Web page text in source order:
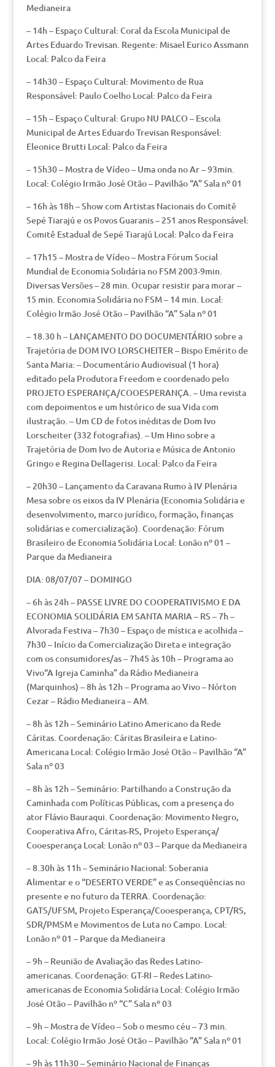
Medianeira
– 14h – Espaço Cultural: Coral da Escola Municipal de
Artes Eduardo Trevisan. Regente: Misael Eurico Assmann
Local: Palco da Feira
– 14h30 – Espaço Cultural: Movimento de Rua
Responsável: Paulo Coelho Local: Palco da Feira
– 15h – Espaço Cultural: Grupo NU PALCO – Escola
Municipal de Artes Eduardo Trevisan Responsável:
Eleonice Brutti Local: Palco da Feira
– 15h30 – Mostra de Vídeo – Uma onda no Ar – 93min.
Local: Colégio Irmão José Otão – Pavilhão “A” Sala nº 01
– 16h às 18h – Show com Artistas Nacionais do Comitê
Sepé Tiarajú e os Povos Guaranis – 251 anos Responsável:
Comitê Estadual de Sepé Tiarajú Local: Palco da Feira
– 17h15 – Mostra de Vídeo – Mostra Fórum Social
Mundial de Economia Solidária no FSM 2003-9min.
Diversas Versões – 28 min. Ocupar resistir para morar –
15 min. Economia Solidária no FSM – 14 min. Local:
Colégio Irmão José Otão – Pavilhão “A” Sala nº 01
– 18.30 h – LANÇAMENTO DO DOCUMENTÁRIO sobre a
Trajetória de DOM IVO LORSCHEITER – Bispo Emérito de
Santa Maria: – Documentário Audiovisual (1 hora)
editado pela Produtora Freedom e coordenado pelo
PROJETO ESPERANÇA/COOESPERANÇA. – Uma revista
com depoimentos e um histórico de sua Vida com
ilustração. – Um CD de fotos inéditas de Dom Ivo
Lorscheiter (332 fotografias). – Um Hino sobre a
Trajetória de Dom Ivo de Autoria e Música de Antonio
Gringo e Regina Dellagerisi. Local: Palco da Feira
– 20h30 – Lançamento da Caravana Rumo à IV Plenária
Mesa sobre os eixos da IV Plenária (Economia Solidária e
desenvolvimento, marco jurídico, formação, finanças
solidárias e comercialização). Coordenação: Fórum
Brasileiro de Economia Solidária Local: Lonão nº 01 –
Parque da Medianeira
DIA: 08/07/07 – DOMINGO
– 6h às 24h – PASSE LIVRE DO COOPERATIVISMO E DA
ECONOMIA SOLIDÁRIA EM SANTA MARIA – RS – 7h –
Alvorada Festiva – 7h30 – Espaço de mística e acolhida –
7h30 – Início da Comercialização Direta e integração
com os consumidores/as – 7h45 às 10h – Programa ao
Vivo“A Igreja Caminha” da Rádio Medianeira
(Marquinhos) – 8h às 12h – Programa ao Vivo – Nórton
Cezar – Rádio Medianeira – AM.
– 8h às 12h – Seminário Latino Americano da Rede
Cáritas. Coordenação: Cáritas Brasileira e Latino-
Americana Local: Colégio Irmão José Otão – Pavilhão “A”
Sala nº 03
– 8h às 12h – Seminário: Partilhando a Construção da
Caminhada com Políticas Públicas, com a presença do
ator Flávio Bauraqui. Coordenação: Movimento Negro,
Cooperativa Afro, Cáritas-RS, Projeto Esperança/
Cooesperança Local: Lonão nº 03 – Parque da Medianeira
– 8.30h às 11h – Seminário Nacional: Soberania
Alimentar e o “DESERTO VERDE” e as Conseqüências no
presente e no futuro da TERRA. Coordenação:
GATS/UFSM, Projeto Esperança/Cooesperança, CPT/RS,
SDR/PMSM e Movimentos de Luta no Campo. Local:
Lonão nº 01 – Parque da Medianeira
– 9h – Reunião de Avaliação das Redes Latino-
americanas. Coordenação: GT-RI – Redes Latino-
americanas de Economia Solidária Local: Colégio Irmão
José Otão – Pavilhão nº “C” Sala nº 03
– 9h – Mostra de Vídeo – Sob o mesmo céu – 73 min.
Local: Colégio Irmão José Otão – Pavilhão “A” Sala nº 01
– 9h às 11h30 – Seminário Nacional de Finanças